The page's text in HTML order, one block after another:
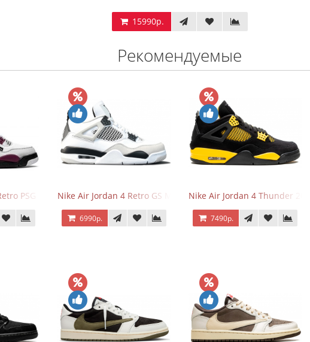
15990р.
Рекомендуемые
PSG Paris Saint-Germain
Nike Air Jordan 4 Retro GS Military Black
6990р.
Nike Air Jordan 4 Thunder 2023
7490р.